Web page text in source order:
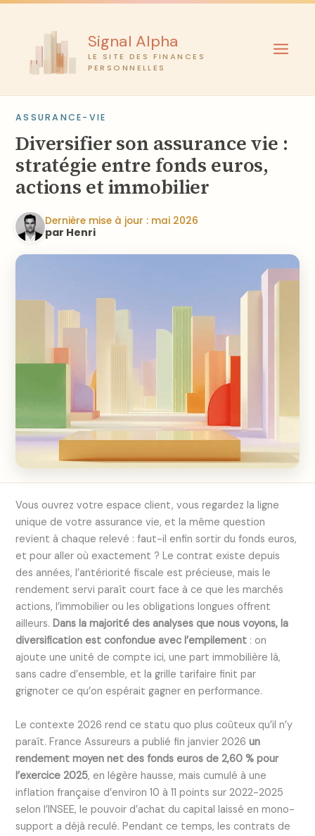
Aller
Signal Alpha
LE SITE DES FINANCES
PERSONNELLES
ASSURANCE-VIE
Diversifier son assurance vie :
stratégie entre fonds euros,
actions et immobilier
Dernière mise à jour : mai 2026
par Henri
Vous ouvrez votre espace client, vous regardez la ligne
unique de votre assurance vie, et la même question
revient à chaque relevé : faut-il enfin sortir du fonds euros,
et pour aller où exactement ? Le contrat existe depuis
des années, l’antériorité fiscale est précieuse, mais le
rendement servi paraît court face à ce que les marchés
actions, l’immobilier ou les obligations longues offrent
ailleurs.Dans la majorité des analyses que nous voyons, la
diversification est confondue avec l’empilement : on
ajoute une unité de compte ici, une part immobilière là,
sans cadre d’ensemble, et la grille tarifaire finit par
grignoter ce qu’on espérait gagner en performance.
Le contexte 2026 rend ce statu quo plus coûteux qu’il n’y
paraît. France Assureurs a publié fin janvier 2026un
rendement moyen net des fonds euros de 2,60 % pour
l’exercice 2025, en légère hausse, mais cumulé à une
inflation française d’environ 10 à 11 points sur 2022-2025
selon l’INSEE, le pouvoir d’achat du capital laissé en mono-
support a déjà reculé. Pendant ce temps, les contrats de